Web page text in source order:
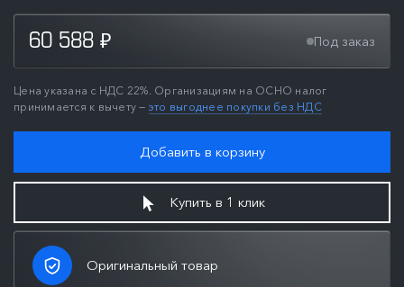
60 588 ₽ Под заказ
Цена указана с НДС 22%. Организациям на ОСНО налог
принимается к вычету — это выгоднее покупки без НДС
Добавить в корзину
Купить в 1 клик
Оригинальный товар